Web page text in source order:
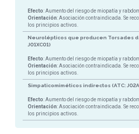
Efecto: Aumento del riesgo de miopatía y
Orientación: Asociación contraindicada. Se
los principios activos.
Neurolépticos que producen Torsades
J01XC01)
Efecto: Aumento del riesgo de miopatía y
Orientación: Asociación contraindicada. Se
los principios activos.
Simpaticomiméticos indirectos (ATC:
Efecto: Aumento del riesgo de miopatía y
Orientación: Asociación contraindicada. Se
los principios activos.